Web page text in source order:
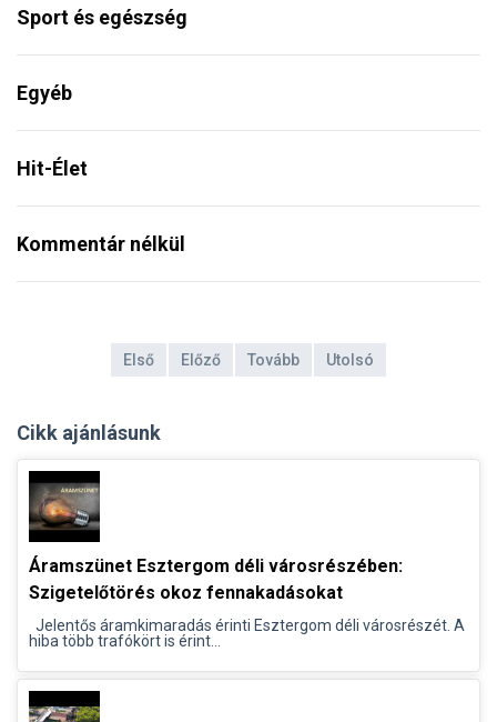
Sport és egészség
Egyéb
Hit-Élet
Kommentár nélkül
Első Előző Tovább Utolsó
Cikk ajánlásunk
Áramszünet Esztergom déli városrészében:
Szigetelőtörés okoz fennakadásokat
Jelentős áramkimaradás érinti Esztergom déli városrészét. A
hiba több trafókört is érint...